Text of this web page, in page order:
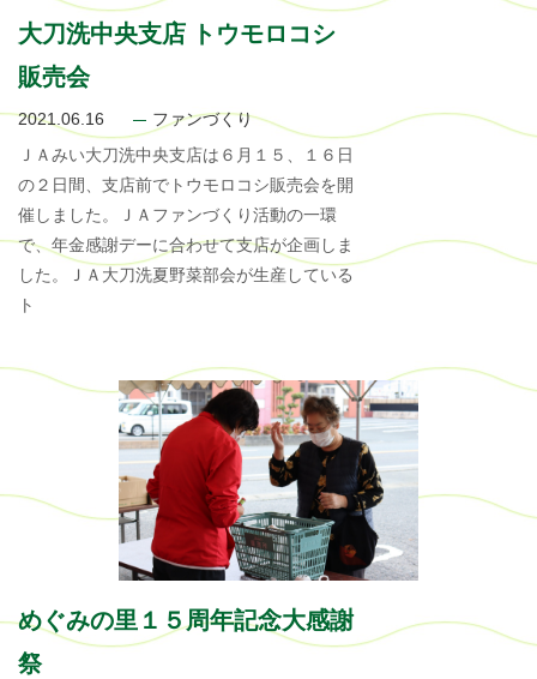
大刀洗中央支店 トウモロコシ
販売会
2021.06.16
ファンづくり
ＪＡみい大刀洗中央支店は６月１５、１６日
の２日間、支店前でトウモロコシ販売会を開
催しました。ＪＡファンづくり活動の一環
で、年金感謝デーに合わせて支店が企画しま
した。ＪＡ大刀洗夏野菜部会が生産している
ト
めぐみの里１５周年記念大感謝
祭